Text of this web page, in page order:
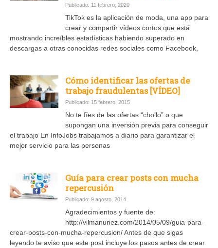
Publicado: 11 febrero, 2020
TikTok es la aplicación de moda, una app para
crear y compartir vídeos cortos que está
mostrando increíbles estadísticas habiendo superado en
descargas a otras conocidas redes sociales como Facebook,
Cómo identificar las ofertas de
trabajo fraudulentas [VÍDEO]
Publicado: 15 febrero, 2015
No te fíes de las ofertas “chollo” o que
supongan una inversión previa para conseguir
el trabajo En InfoJobs trabajamos a diario para garantizar el
mejor servicio para las personas
Guía para crear posts con mucha
repercusión
Publicado: 9 agosto, 2014
Agradecimientos y fuente de:
http://vilmanunez.com/2014/05/09/guia-para-
crear-posts-con-mucha-repercusion/ Antes de que sigas
leyendo te aviso que este post incluye los pasos antes de crear